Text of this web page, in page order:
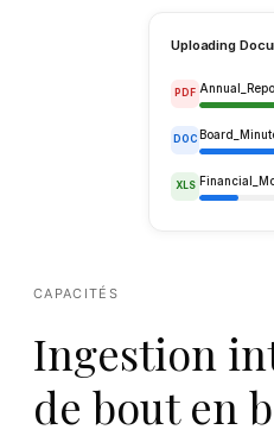
CAPACITÉS
Ingestion
de bout en